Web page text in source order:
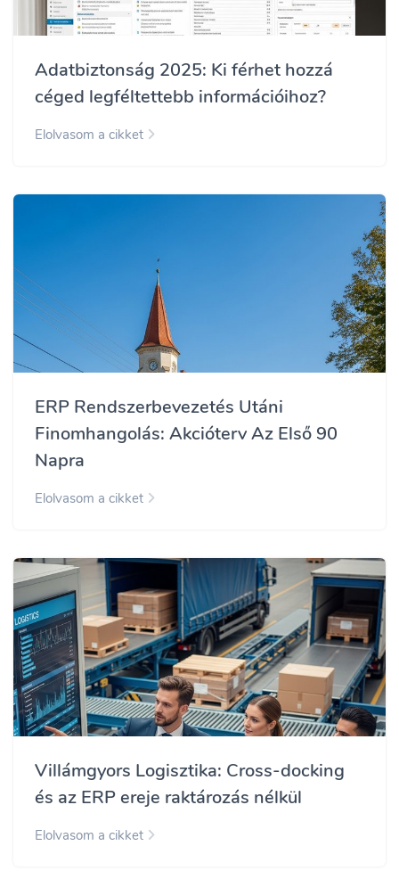
Adatbiztonság 2025: Ki férhet hozzá
céged legféltettebb információihoz?
Elolvasom a cikket
ERP Rendszerbevezetés Utáni
Finomhangolás: Akcióterv Az Első 90
Napra
Elolvasom a cikket
Villámgyors Logisztika: Cross-docking
és az ERP ereje raktározás nélkül
Elolvasom a cikket